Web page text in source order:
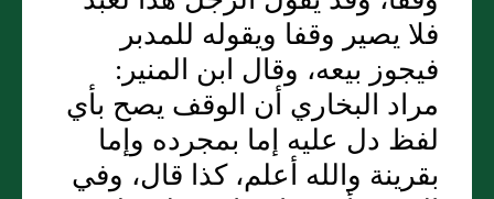
فلا يصير وقفا ويقوله للمدبر
فيجوز بيعه، وقال ابن المنير:
مراد البخاري أن الوقف يصح بأي
لفظ دل عليه إما بمجرده وإما
بقرينة والله أعلم، كذا قال، وفي